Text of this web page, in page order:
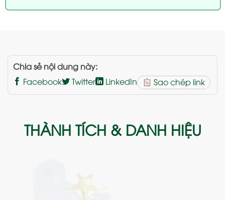
Chia sẻ nội dung này:
Facebook
Twitter LinkedIn Sao chép link
THÀNH TÍCH & DANH HIỆU